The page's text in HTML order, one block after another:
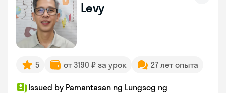
Levy
5 от 3190 ₽ за урок 27 лет опыта
Issued by Pamantasan ng Lungsog ng